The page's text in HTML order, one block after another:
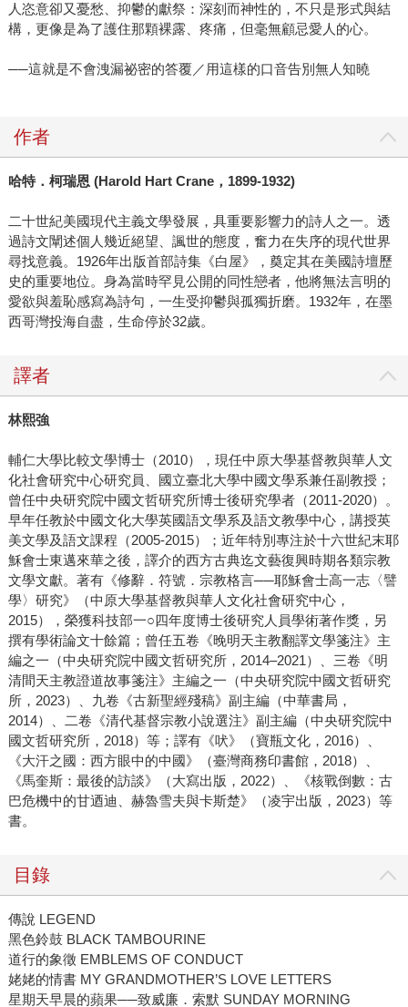
人恣意卻又憂愁、抑鬱的獻祭：深刻而神性的，不只是形式與結
構，更像是為了護住那顆裸露、疼痛，但毫無顧忌愛人的心。
──這就是不會洩漏祕密的答覆／用這樣的口音告別無人知曉
作者
哈特．柯瑞恩 (Harold Hart Crane，1899-1932)
二十世紀美國現代主義文學發展，具重要影響力的詩人之一。透
過詩文闡述個人幾近絕望、諷世的態度，奮力在失序的現代世界
尋找意義。1926年出版首部詩集《白屋》，奠定其在美國詩壇歷
史的重要地位。身為當時罕見公開的同性戀者，他將無法言明的
愛欲與羞恥感寫為詩句，一生受抑鬱與孤獨折磨。1932年，在墨
西哥灣投海自盡，生命停於32歲。
譯者
林熙強
輔仁大學比較文學博士（2010），現任中原大學基督教與華人文
化社會研究中心研究員、國立臺北大學中國文學系兼任副教授；
曾任中央研究院中國文哲研究所博士後研究學者（2011-2020）。
早年任教於中國文化大學英國語文學系及語文教學中心，講授英
美文學及語文課程（2005-2015）；近年特別專注於十六世紀末耶
穌會士東邁來華之後，譯介的西方古典迄文藝復興時期各類宗教
文學文獻。著有《修辭．符號．宗教格言──耶穌會士高一志〈譬
學〉研究》（中原大學基督教與華人文化社會研究中心，
2015），榮獲科技部一○四年度博士後研究人員學術著作獎，另
撰有學術論文十餘篇；曾任五卷《晚明天主教翻譯文學箋注》主
編之一（中央研究院中國文哲研究所，2014–2021）、三卷《明
清間天主教證道故事箋注》主編之一（中央研究院中國文哲研究
所，2023）、九卷《古新聖經殘稿》副主編（中華書局，
2014）、二卷《清代基督宗教小說選注》副主編（中央研究院中
國文哲研究所，2018）等；譯有《吠》（寶瓶文化，2016）、
《大汗之國：西方眼中的中國》（臺灣商務印書館，2018）、
《馬奎斯：最後的訪談》（大寫出版，2022）、《核戰倒數：古
巴危機中的甘迺迪、赫魯雪夫與卡斯楚》（凌宇出版，2023）等
書。
目錄
傳說 LEGEND
黑色鈴鼓 BLACK TAMBOURINE
道行的象徵 EMBLEMS OF CONDUCT
姥姥的情書 MY GRANDMOTHER’S LOVE LETTERS
星期天早晨的蘋果──致威廉．索默 SUNDAY MORNING